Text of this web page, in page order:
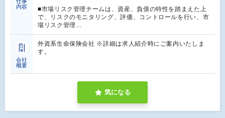
内容
■市場リスク管理チームは、資産、負債の特性を踏まえた上
で、リスクのモニタリング、評価、コントロールを行い、市
場リスク管理…
会社
概要
外資系生命保険会社 ※詳細は求人紹介時にご案内いたしま
す。
気になる